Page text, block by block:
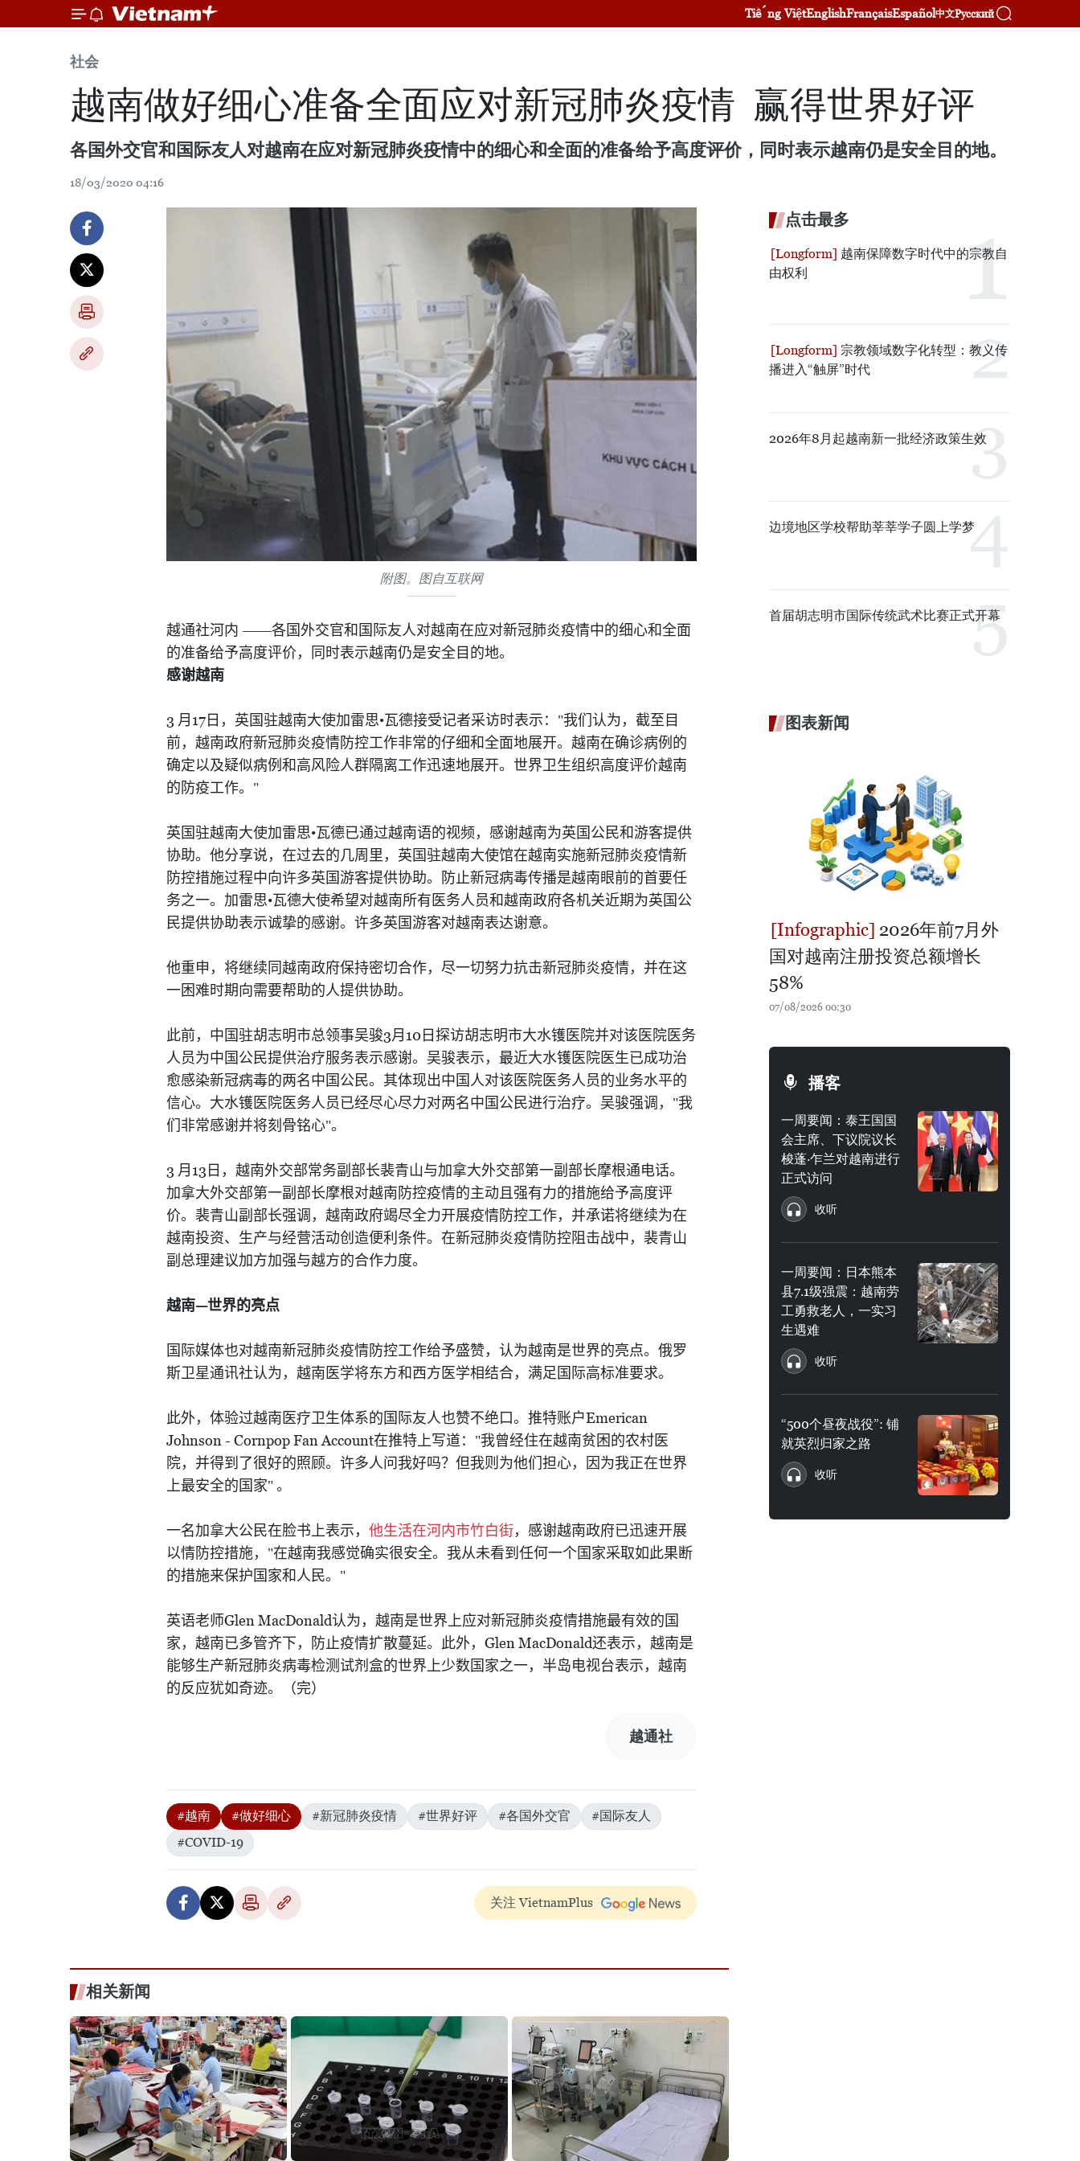
Tiếng ViệtEnglishFrançaisEspañol中文Русский
社会
越南做好细心准备全面应对新冠肺炎疫情 赢得世界好评
各国外交官和国际友人对越南在应对新冠肺炎疫情中的细心和全面的准备给予高度评价，同时表示越南仍是安全目的地。
18/03/2020 04:16
附图。图自互联网
越通社河内——各国外交官和国际友人对越南在应对新冠肺炎疫情中的细心和全面
的准备给予高度评价，同时表示越南仍是安全目的地。
感谢越南
3 月 17 日，英国驻越南大使加雷思•瓦德接受记者采访时表示："我们认为，截至目
前，越南政府新冠肺炎疫情防控工作非常的仔细和全面地展开。越南在确诊病例的
确定以及疑似病例和高风险人群隔离工作迅速地展开。世界卫生组织高度评价越南
的防疫工作。"
英国驻越南大使加雷思•瓦德已通过越南语的视频，感谢越南为英国公民和游客提供
协助。他分享说，在过去的几周里，英国驻越南大使馆在越南实施新冠肺炎疫情新
防控措施过程中向许多英国游客提供协助。防止新冠病毒传播是越南眼前的首要任
务之一。加雷思•瓦德大使希望对越南所有医务人员和越南政府各机关近期为英国公
民提供协助表示诚挚的感谢。许多英国游客对越南表达谢意。
他重申，将继续同越南政府保持密切合作，尽一切努力抗击新冠肺炎疫情，并在这
一困难时期向需要帮助的人提供协助。
此前，中国驻胡志明市总领事吴骏3月 10 日探访胡志明市大水镬医院并对该医院医务
人员为中国公民提供治疗服务表示感谢。吴骏表示，最近大水镬医院医生已成功治
愈感染新冠病毒的两名中国公民。其体现出中国人对该医院医务人员的业务水平的
信心。大水镬医院医务人员已经尽心尽力对两名中国公民进行治疗。吴骏强调，"我
们非常感谢并将刻骨铭心"。
3 月 13 日，越南外交部常务副部长裴青山与加拿大外交部第一副部长摩根通电话。
加拿大外交部第一副部长摩根对越南防控疫情的主动且强有力的措施给予高度评
价。裴青山副部长强调，越南政府竭尽全力开展疫情防控工作，并承诺将继续为在
越南投资、生产与经营活动创造便利条件。在新冠肺炎疫情防控阻击战中，裴青山
副总理建议加方加强与越方的合作力度。
越南—世界的亮点
国际媒体也对越南新冠肺炎疫情防控工作给予盛赞，认为越南是世界的亮点。俄罗
斯卫星通讯社认为，越南医学将东方和西方医学相结合，满足国际高标准要求。
此外，体验过越南医疗卫生体系的国际友人也赞不绝口。推特账户Emerican
Johnson - Cornpop Fan Account在推特上写道："我曾经住在越南贫困的农村医
院，并得到了很好的照顾。许多人问我好吗？但我则为他们担心，因为我正在世界
上最安全的国家" 。
一名加拿大公民在脸书上表示， 他生活在河内市竹白街，感谢越南政府已迅速开展
以情防控措施，"在越南我感觉确实很安全。我从未看到任何一个国家采取如此果断
的措施来保护国家和人民。"
英语老师Glen MacDonald认为，越南是世界上应对新冠肺炎疫情措施最有效的国
家，越南已多管齐下，防止疫情扩散蔓延。此外， Glen MacDonald还表示，越南是
能够生产新冠肺炎病毒检测试剂盒的世界上少数国家之一，半岛电视台表示，越南
的反应犹如奇迹。（完）
越通社
#越南 #做好细心 #新冠肺炎疫情 #世界好评 #各国外交官
#国际友人
#COVID-19
关注 VietnamPlus
相关新闻
点击最多
越南保障数字时代中的宗教自
由权利
宗教领域数字化转型：教义传
播进入“触屏”时代
2026年8月起越南新一批经济政策生效
边境地区学校帮助莘莘学子圆上学梦
首届胡志明市国际传统武术比赛正式开幕
图表新闻
2026年前7月外
国对越南注册投资总额增长
58%
07/08/2026 00:30
播客
一周要闻：泰王国国
会主席、下议院议长
梭蓬·乍兰对越南进行
正式访问
收听
一周要闻：日本熊本
县7.1级强震：越南劳
工勇救老人，一实习
生遇难
收听
“500个昼夜战役”: 铺
就英烈归家之路
收听